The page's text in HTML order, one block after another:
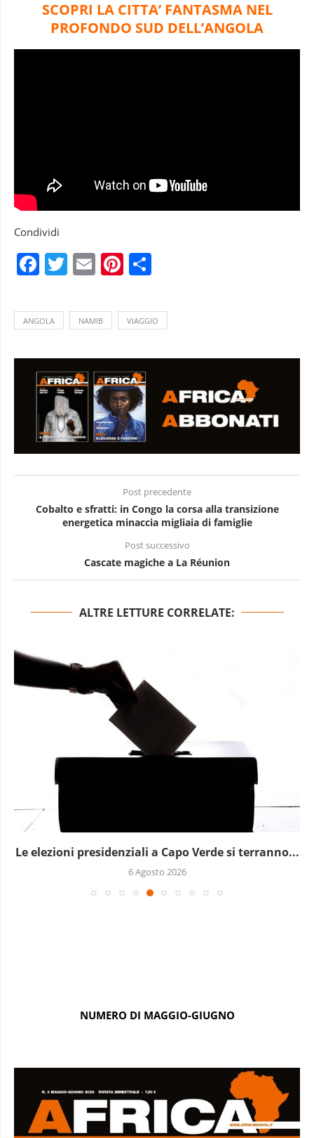
SCOPRI LA CITTA’ FANTASMA NEL
PROFONDO SUD DELL’ANGOLA
Condividi
Facebook
Twitter
EmailPinterest
ANGOLA NAMIB VIAGGIO
Post precedente
Cobalto e sfratti: in Congo la corsa alla transizione
energetica minaccia migliaia di famiglie
Post successivo
Cascate magiche a La Réunion
ALTRE LETTURE CORRELATE:
Le elezioni presidenziali a Capo Verde si terranno...
6 Agosto 2026
NUMERO DI MAGGIO-GIUGNO